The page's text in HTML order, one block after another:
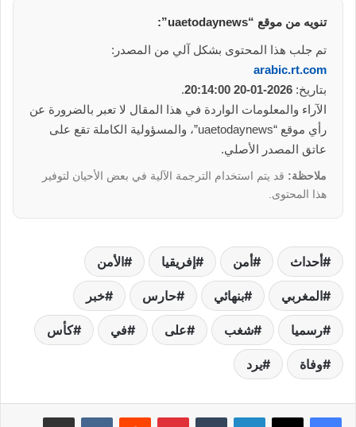
تنويه من موقع “uaetodaynews”:
تم جلب هذا المحتوى بشكل آلي من المصدر:
arabic.rt.com
بتاريخ: 2026-01-20 20:14:00
.
الآراء والمعلومات الواردة في هذا المقال لا تعبر بالضرورة عن
رأي موقع “uaetodaynews”، والمسؤولية الكاملة تقع على
عاتق المصدر الأصلي.
ملاحظة: قد يتم استخدام الترجمة الآلية في بعض الأحيان لتوفير
هذا المحتوى.
أحداث أمن إفريقيا الأمن
المغربي بنهائي حارس خبر
رسميا شغب على في كأس
وفاة يرد
لينكدإن بينتيريست مشاركة عبر البريد